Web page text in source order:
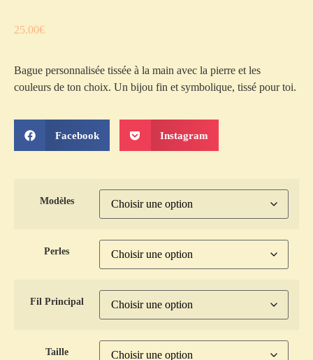
25.00€
Bague personnalisée tissée à la main avec la pierre et les
couleurs de ton choix. Un bijou fin et symbolique, tissé pour toi.
Facebook Instagram
Modèles
Perles
Fil Principal
Taille